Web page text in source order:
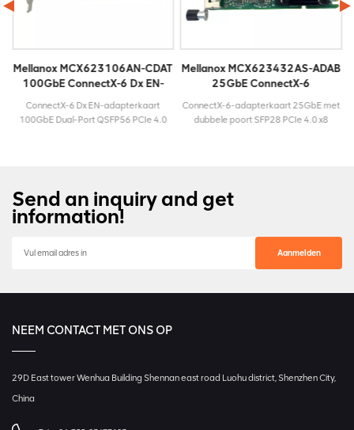
Mellanox MCX623106AN-CDAT
100GbE ConnectX-6 Dx EN-
adapterkaart
ConnectX-6 Dx EN-adapterkaart
100GbE Dual-Port QSFP56 PCIe 4.0
Mellanox MCX623432AS-ADAB
25GbE ConnectX-6
adapterkaart
ConnectX-6-adapterkaart 25GbE met
dubbele poort SFP28 PCIe 4.0 x8
Send an inquiry and get
information!
NEEM CONTACT MET ONS OP
29D East tower Wenhua Building Shennan east road Luohu district, Shenzhen City,
China